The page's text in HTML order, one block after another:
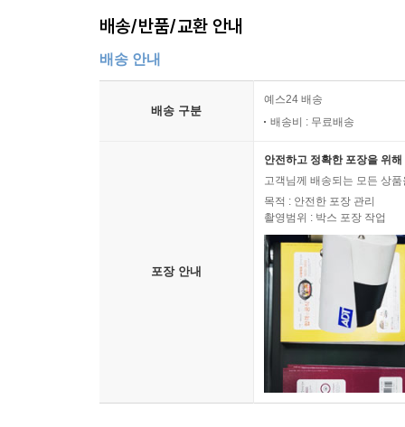
배송/반품/교환 안내
배송 안내
배송 구분
예스24 배송
배송비 : 무료배송
포장 안내
안전하고 정확한 포장을 위
고객님께 배송되는 모든 상
목적 : 안전한 포장 관리
촬영범위 : 박스 포장 작업